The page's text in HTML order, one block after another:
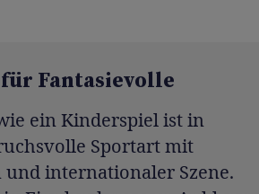
Fantasievolle
ein Kinderspiel ist in
Sportart mit
internationaler Szene.